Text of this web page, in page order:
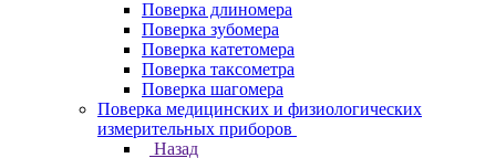
Поверка длиномера
Поверка зубомера
Поверка катетомера
Поверка таксометра
Поверка шагомера
Поверка медицинских и физиологических
измерительных приборов
Назад